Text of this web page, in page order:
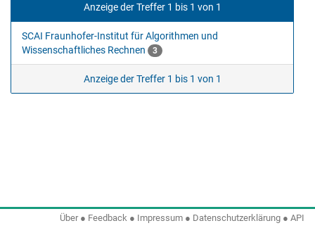
Anzeige der Treffer 1 bis 1 von 1
SCAI Fraunhofer-Institut für Algorithmen und
Wissenschaftliches Rechnen
3
Anzeige der Treffer 1 bis 1 von 1
Über● Feedback ● Impressum ● Datenschutzerklärung ● API